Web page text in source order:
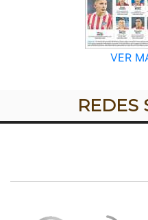
VER
REDES